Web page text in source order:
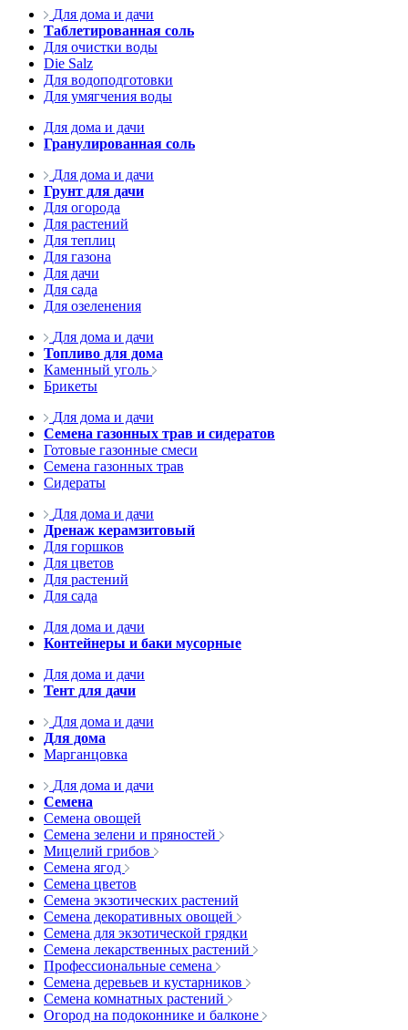
Для дома и дачи
Таблетированная соль
Для очистки воды
Die Salz
Для водоподготовки
Для умягчения воды
Для дома и дачи
Гранулированная соль
Для дома и дачи
Грунт для дачи
Для огорода
Для растений
Для теплиц
Для газона
Для дачи
Для сада
Для озеленения
Для дома и дачи
Топливо для дома
Каменный уголь
Брикеты
Для дома и дачи
Семена газонных трав и сидератов
Готовые газонные смеси
Семена газонных трав
Сидераты
Для дома и дачи
Дренаж керамзитовый
Для горшков
Для цветов
Для растений
Для сада
Для дома и дачи
Контейнеры и баки мусорные
Для дома и дачи
Тент для дачи
Для дома и дачи
Для дома
Марганцовка
Для дома и дачи
Семена
Семена овощей
Семена зелени и пряностей
Мицелий грибов
Семена ягод
Семена цветов
Семена экзотических растений
Семена декоративных овощей
Семена для экзотической грядки
Семена лекарственных растений
Профессиональные семена
Семена деревьев и кустарников
Семена комнатных растений
Огород на подоконнике и балконе